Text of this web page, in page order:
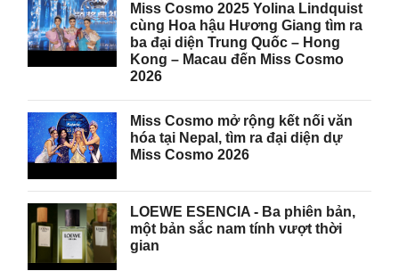
Miss Cosmo 2025 Yolina Lindquist
cùng Hoa hậu Hương Giang tìm ra
ba đại diện Trung Quốc – Hong
Kong – Macau đến Miss Cosmo
2026
Miss Cosmo mở rộng kết nối văn
hóa tại Nepal, tìm ra đại diện dự
Miss Cosmo 2026
LOEWE ESENCIA - Ba phiên bản,
một bản sắc nam tính vượt thời
gian